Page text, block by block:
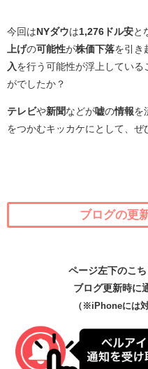
今回はNYダウは1,276ドル安 と
上げの可能性が株価下落を引き
入 を行う可能性が浮上してい
がでしたか？
テレビや新聞などが嘘の情報を
をつかむキッカケにとして、ぜ
ブログの更
ページ左下のこ
ブログ更新時に
（※iPhoneには